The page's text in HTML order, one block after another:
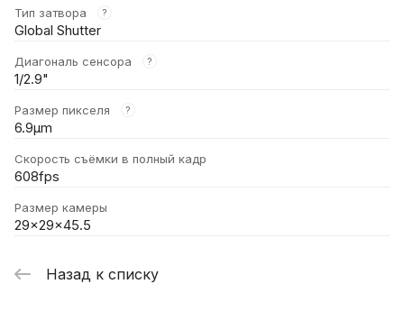
Тип затвора ?
Global Shutter
Диагональ сенсора ?
1/2.9"
Размер пикселя ?
6.9μm
Скорость съёмки в полный кадр
608fps
Размер камеры
29x29x45.5
Назад к списку